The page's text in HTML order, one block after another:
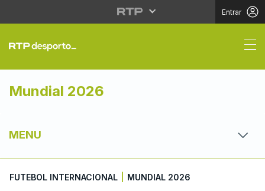
Entrar
Inteligência Artificial
Mundial 2026
MENU
FUTEBOL INTERNACIONAL MUNDIAL 2026